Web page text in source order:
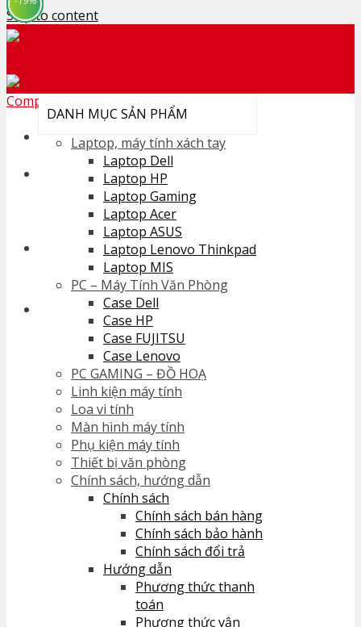
Skip to content
Search for:
0
No products in the cart.
No products in the cart.
DANH MỤC SẢN PHẨM
Laptop, máy tính xách tay
Laptop Dell
Laptop HP
Laptop Gaming
Laptop Acer
Laptop ASUS
Laptop Lenovo Thinkpad
Laptop MIS
PC – Máy Tính Văn Phòng
Case Dell
Case HP
Case FUJITSU
Case Lenovo
PC GAMING – ĐỒ HOẠ
Linh kiện máy tính
Loa vi tính
Màn hình máy tính
Phụ kiện máy tính
Thiết bị văn phòng
Chính sách, hướng dẫn
Chính sách
Chính sách bán hàng
Chính sách bảo hành
Chính sách đổi trả
Hướng dẫn
Phương thức thanh
toán
Phương thức vận